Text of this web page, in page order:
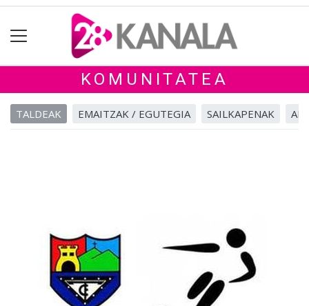
KOMUNITATEA
TALDEAK EMAITZAK / EGUTEGIA SAILKAPENAK